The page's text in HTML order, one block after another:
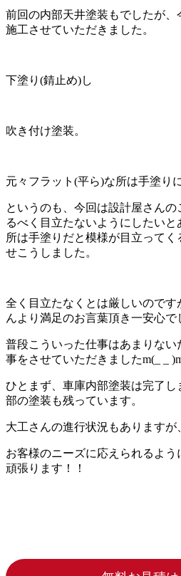
前回の内部天井塗装もでしたが、
施工させていただきました。
下塗り(錆止め)し
吹き付け塗装。
元々フラット(平ら)な所は手塗り
というのも、今回は設計屋さん
るべく目立たないようにしたい
所は手塗りだと模様が目立って
せこうしました。
全く目立たなくとは厳しいのです
んより満足のお言葉頂き一安心
普段こういった仕事はあまりな
事をさせていただきましたm(_ _
ひとまず、車庫内部塗装は完了
部の塗装も残っています。
大工さんの進行状況もありますが
お客様のニーズに応えられるよ
頑張ります！！